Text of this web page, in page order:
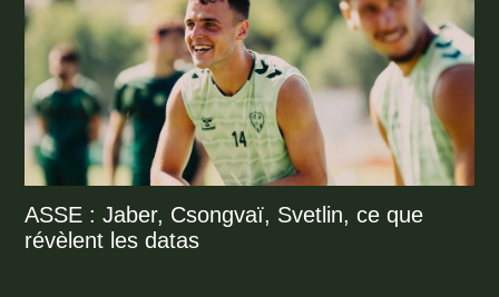
ASSE : Jaber, Csongvaï, Svetlin, ce que
révèlent les datas